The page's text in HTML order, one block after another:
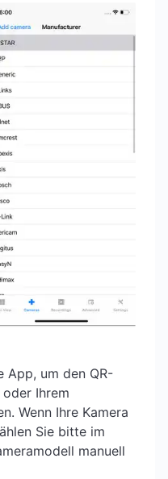
App, um den QR-
Ihrem
Wenn Ihre Kamera
Sie bitte im
manuell